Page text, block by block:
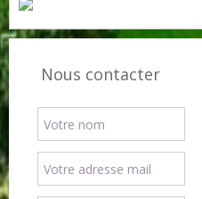
Nous contacter